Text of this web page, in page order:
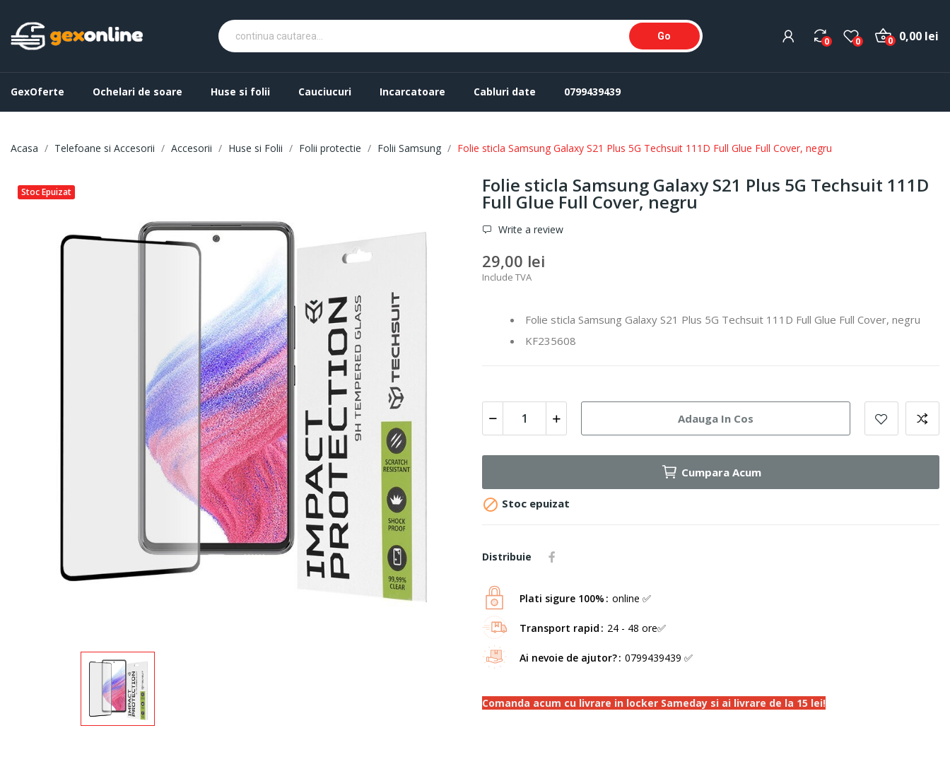
Go 0 0 0,00 lei
0
GexOferte Ochelari de soare Huse si folii Cauciucuri Incarcatoare Cabluri date 0799439439
Acasa Telefoane si Accesorii Accesorii Huse si Folii Folii protectie Folii Samsung Folie sticla Samsung Galaxy S21 Plus 5G Techsuit 111D Full Glue Full Cover, negru
Stoc Epuizat Folie sticla Samsung Galaxy S21 Plus 5G Techsuit 111D
Full Glue Full Cover, negru
Write a review
29,00 lei
Include TVA
Folie sticla Samsung Galaxy S21 Plus 5G Techsuit 111D Full Glue Full Cover, negru
KF235608
Adauga In Cos
Cumpara Acum
 Stoc epuizat
Distribuie
Plati sigure 100% online ✅
Transport rapid 24 - 48 ore✅
Ai nevoie de ajutor? 0799439439 ✅
Comanda acum cu livrare in locker Sameday si ai livrare de la 15 lei!